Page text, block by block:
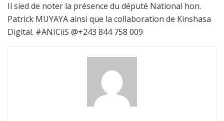
Il sied de noter la présence du député National hon.
Patrick MUYAYA ainsi que la collaboration de Kinshasa
Digital. #ANICiiS @⁨+243 844 758 009⁩